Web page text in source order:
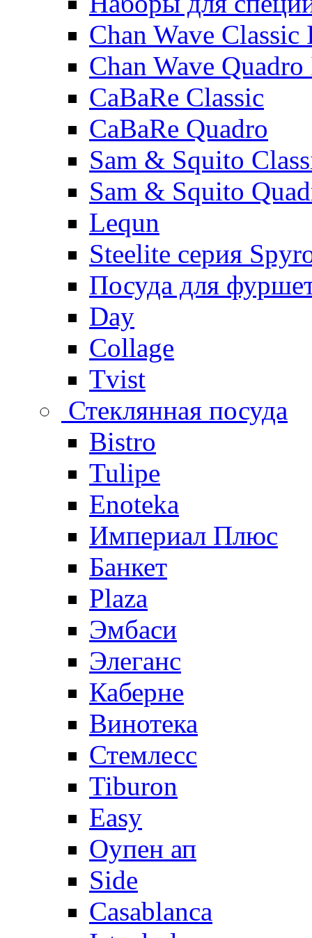
Chan Wave
Chan Wave
CaBaRe Classic
CaBaRe Quadro
Sam & Squito
Sam & Squito
Lequn
Steelite серия
Посуда для
Day
Collage
Tvist
Стеклянная посуда
Bistro
Tulipe
Enoteka
Империал Плюс
Банкет
Plaza
Эмбаси
Элеганс
Каберне
Винотека
Стемлесс
Tiburon
Easy
Оупен ап
Side
Casablanca